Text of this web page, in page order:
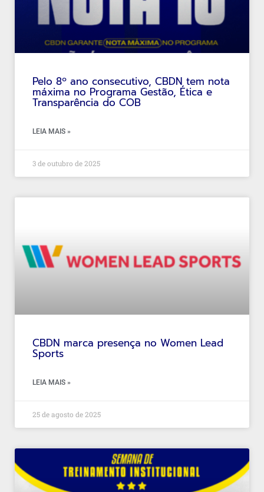
Pelo 8º ano consecutivo, CBDN tem nota
máxima no Programa Gestão, Ética e
Transparência do COB
LEIA MAIS »
3 de outubro de 2025
CBDN marca presença no Women Lead
Sports
LEIA MAIS »
25 de agosto de 2025